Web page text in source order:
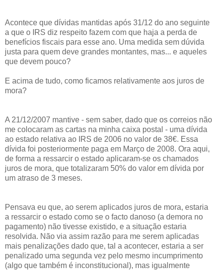
Acontece que dívidas mantidas após 31/12 do ano seguinte
a que o IRS diz respeito fazem com que haja a perda de
benefícios fiscais para esse ano. Uma medida sem dúvida
justa para quem deve grandes montantes, mas... e aqueles
que devem pouco?
E acima de tudo, como ficamos relativamente aos juros de
mora?
A 21/12/2007 mantive - sem saber, dado que os correios não
me colocaram as cartas na minha caixa postal - uma dívida
ao estado relativa ao IRS de 2006 no valor de 38€. Essa
dívida foi posteriormente paga em Março de 2008. Ora aqui,
de forma a ressarcir o estado aplicaram-se os chamados
juros de mora, que totalizaram 50% do valor em dívida por
um atraso de 3 meses.
Pensava eu que, ao serem aplicados juros de mora, estaria
a ressarcir o estado como se o facto danoso (a demora no
pagamento) não tivesse existido, e a situação estaria
resolvida. Não via assim razão para me serem aplicadas
mais penalizações dado que, tal a acontecer, estaria a ser
penalizado uma segunda vez pelo mesmo incumprimento
(algo que também é inconstitucional), mas igualmente